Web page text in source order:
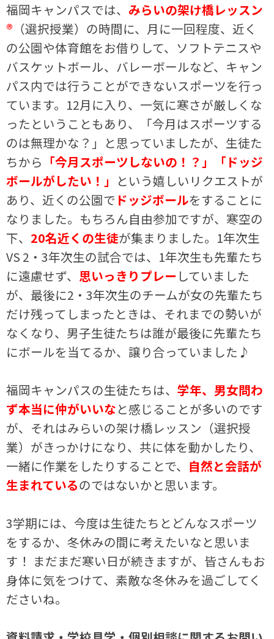
福岡キャンパスでは、 みらいの架け橋レッスン
® （選択授業）の時間に、月に一回程度、近く
の公園や体育館をお借りして、ソフトテニスや
バスケットボール、バレーボールなど、キャン
パス内では行うことができないスポーツを行っ
ています。12月に入り、一気に寒さが厳しくな
ったということもあり、「今月はスポーツする
のは無理かな？」と思っていましたが、生徒た
ちから 「今月スポーツしないの！？」「ドッジ
ボールがしたい！」 という嬉しいリクエストが
あり、近くの公園で ドッジボールをすることに
なりました。もちろん自由参加ですが、寒空の
下、 20名近くの生徒が集まりました。1年次生
VS 2・3年次生の試合では、1年次生も先輩たち
に遠慮せず、 思いっきりプレー していました
が、最後に2・3年次生のチームが女の先輩たち
だけ残ってしまったときは、それまでの勢いが
なくなり、男子生徒たちは誰が最後に先輩たち
にボールを当てるか、譲り合っていました♪
福岡キャンパスの生徒たちは、学年、男女問わ
ず本当に仲がいいなと感じることが多いのです
が、それはみらいの架け橋レッスン（選択授
業）がきっかけになり、共に体を動かしたり、
一緒に作業をしたりすることで、 自然と会話が
生まれているのではないかと思います。
3学期には、今度は生徒たちとどんなスポーツ
をするか、冬休みの間に考えたいなと思いま
す！ まだまだ寒い日が続きますが、皆さんもお
身体に気をつけて、素敵な冬休みを過ごしてく
ださいね。